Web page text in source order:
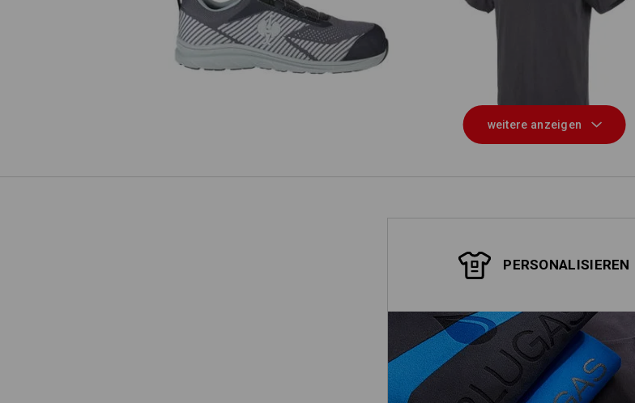
S1 Sicherheitshalbschuhe e.s.
Tegmen IV low
e.s. T-Shirt cotton
weitere anzeigen
PERSONALISIEREN